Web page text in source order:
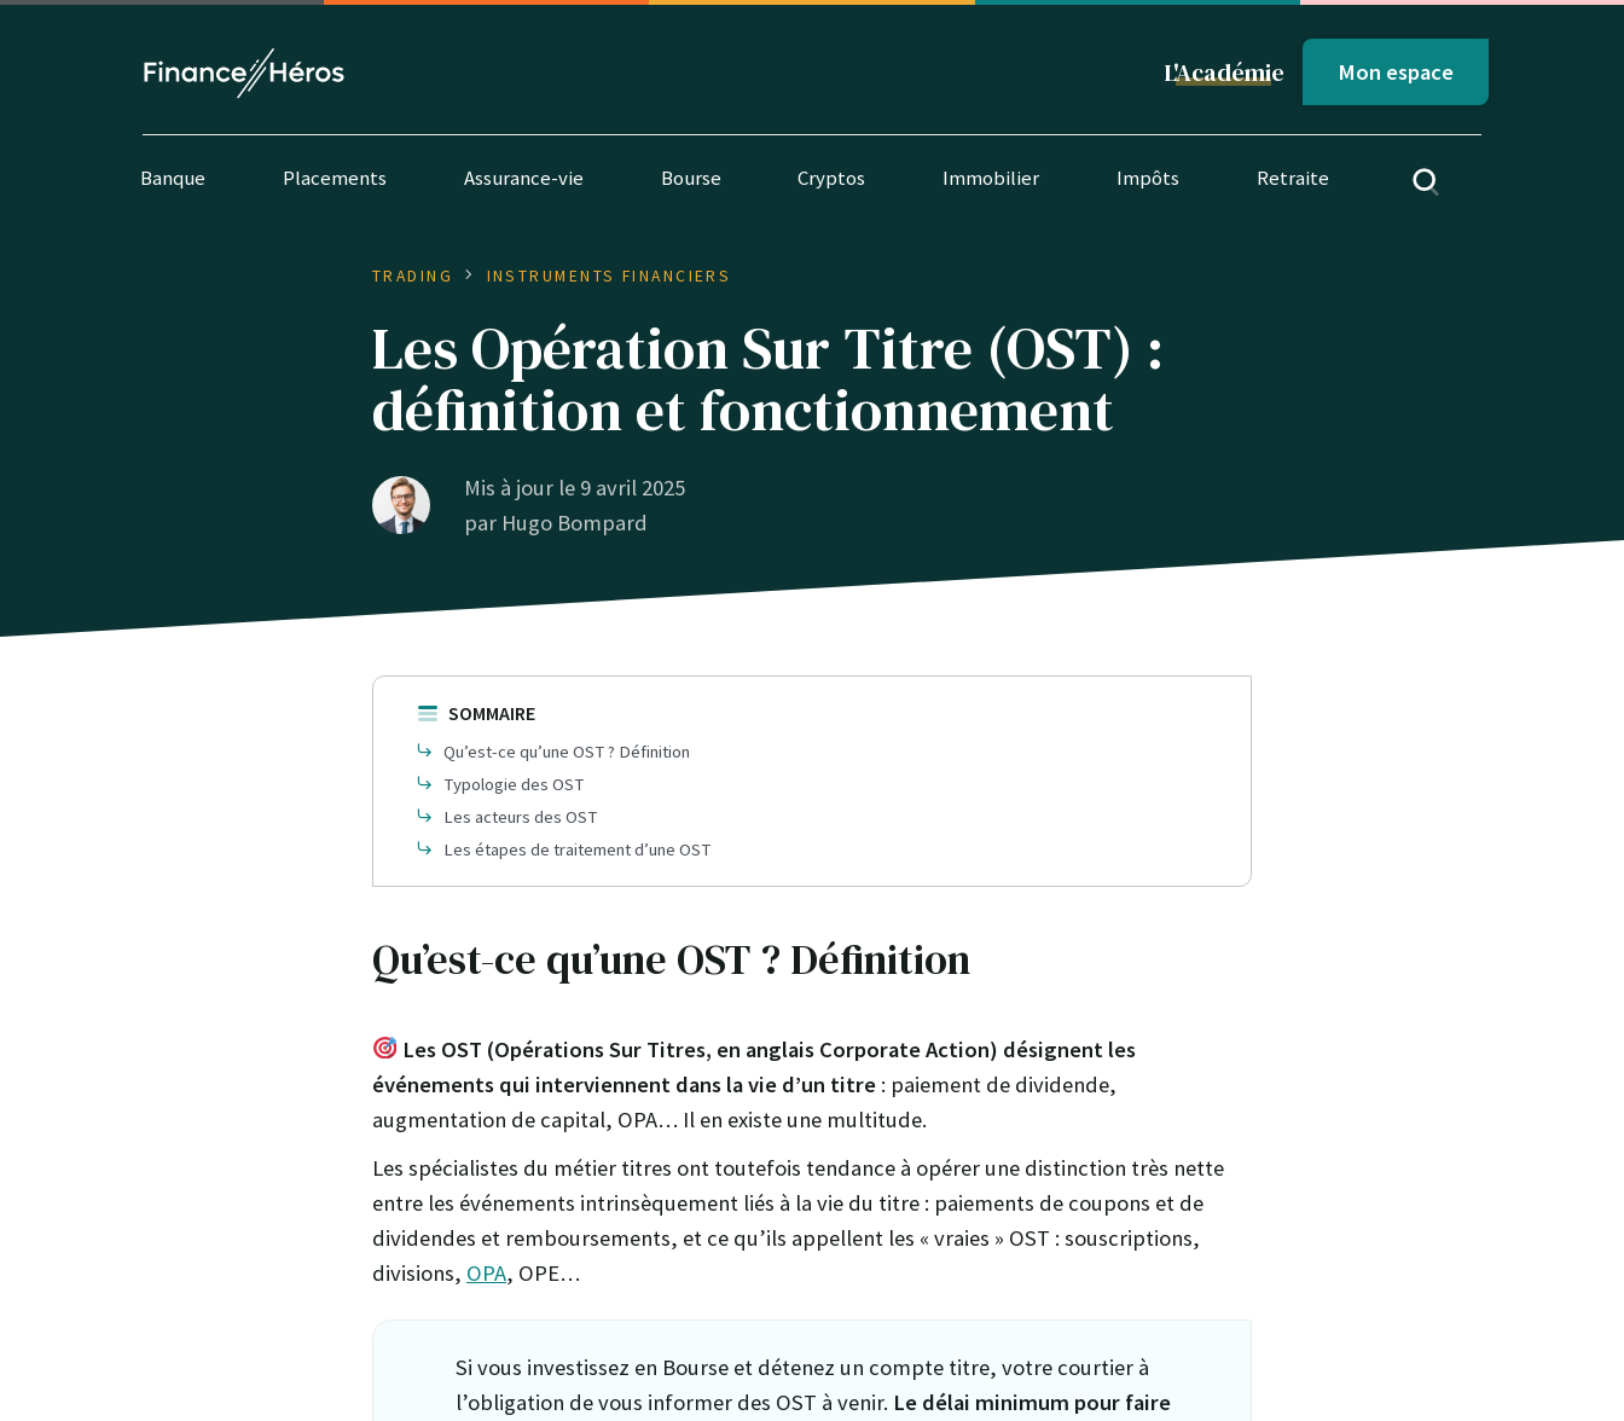
L'Académie Mon espace
Banque Placements Assurance-vie Bourse Cryptos Immobilier Impôts Retraite
TRADING INSTRUMENTS FINANCIERS
Les Opération Sur Titre (OST) :
définition et fonctionnement
Mis à jour le 9 avril 2025
par Hugo Bompard
SOMMAIRE
Qu’est-ce qu’une OST ? Définition
Typologie des OST
Les acteurs des OST
Les étapes de traitement d’une OST
Qu’est-ce qu’une OST ? Définition
Les OST (Opérations Sur Titres, en anglais Corporate Action) désignent les
événements qui interviennent dans la vie d’un titre : paiement de dividende,
augmentation de capital, OPA… Il en existe une multitude.
Les spécialistes du métier titres ont toutefois tendance à opérer une distinction très nette
entre les événements intrinsèquement liés à la vie du titre : paiements de coupons et de
dividendes et remboursements, et ce qu’ils appellent les « vraies » OST : souscriptions,
divisions, OPA, OPE…
Si vous investissez en Bourse et détenez un compte titre, votre courtier à
l’obligation de vous informer des OST à venir. Le délai minimum pour faire